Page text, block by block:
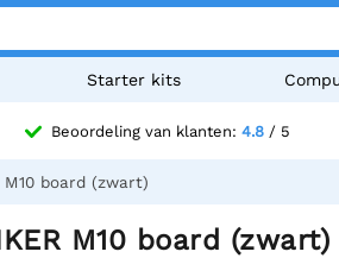
Starter kits
Beoordeling van klanten: 4.8 / 5
M10 board (zwart)
M10 board (zwart)